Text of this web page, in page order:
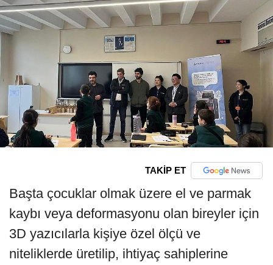
TAKİP ET
Başta çocuklar olmak üzere el ve parmak
kaybı veya deformasyonu olan bireyler için
3D yazıcılarla kişiye özel ölçü ve
niteliklerde üretilip, ihtiyaç sahiplerine